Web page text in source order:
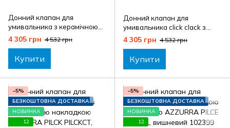
Донний клапан для
умивальника з керамічною
накладкою AZZURRA PILCE
PILCE, білий
4 305 грн 4 532 грн
Купити
Донний клапан для
умивальника click clack з
керамічною накладкою
AZZURRA PILCK PILCK, білий
4 305 грн 4 532 грн
Купити
−5%
БЕЗКОШТОВНА ДОСТАВКА
НОВИНКА
12
−5%
БЕЗКОШТОВНА ДОСТАВКА
НОВИНКА
12